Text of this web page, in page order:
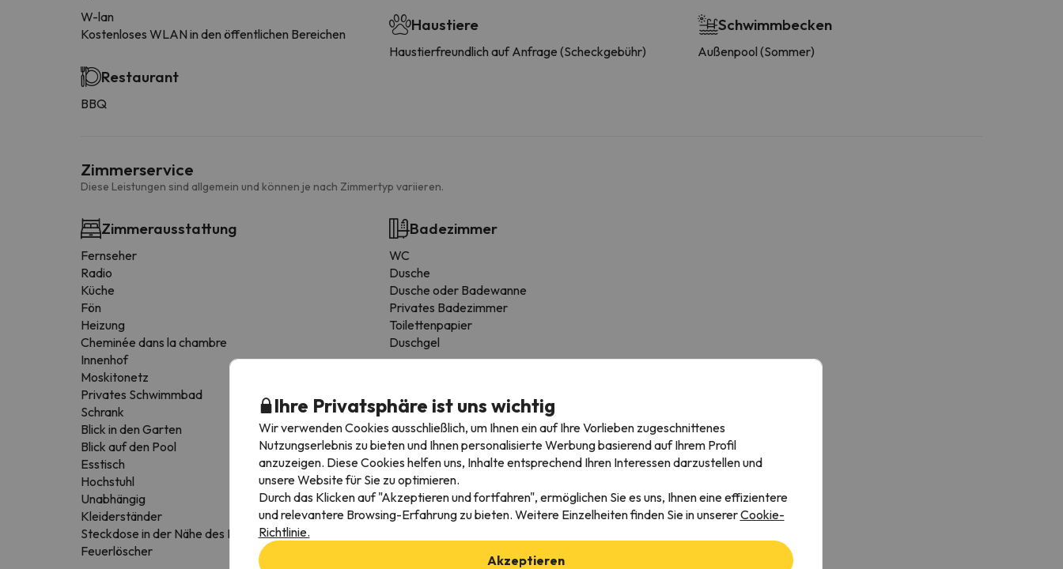
W-lan
Kostenloses WLAN in den öffentlichen Bereichen
Restaurant
BBQ
Haustiere
Haustierfreundlich auf Anfrage (Scheckgebühr)
Schwimmbecken
Außenpool (Sommer)
Zimmerservice
Diese Leistungen sind allgemein und können je nach Zimmertyp variieren.
Zimmerausstattung
Fernseher
Radio
Küche
Fön
Heizung
Cheminée dans la chambre
Innenhof
Moskitonetz
Privates Schwimmbad
Schrank
Blick in den Garten
Blick auf den Pool
Esstisch
Hochstuhl
Unabhängig
Kleiderständer
Steckdose in der Nähe des Bettes
Feuerlöscher
Badezimmer
WC
Dusche
Dusche oder Badewanne
Privates Badezimmer
Toilettenpapier
Duschgel
Handtücher sind vorhanden
Ofen
Kühlschrank
Mikrowelle
Toaster
Kochgeschirr
Essecke
Ihre Privatsphäre ist uns wichtig
Wir verwenden Cookies ausschließlich, um Ihnen ein auf Ihre Vorlieben zugeschnittenes
Nutzungserlebnis zu bieten und Ihnen personalisierte Werbung basierend auf Ihrem Profil
anzuzeigen. Diese Cookies helfen uns, Inhalte entsprechend Ihren Interessen darzustellen und
unsere Website für Sie zu optimieren.
Durch das Klicken auf "Akzeptieren und fortfahren", ermöglichen Sie es uns, Ihnen eine effizientere
und relevantere Browsing-Erfahrung zu bieten. Weitere Einzelheiten finden Sie in unsererCookie-
Richtlinie.
Akzeptieren